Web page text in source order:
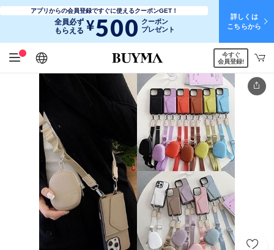
アプリからの会員登録ですぐに使えるクーポンGET！
全員必ず
もらえる ¥500 クーポン
プレゼント
詳しくは
こちらから
日本語
English
简体中文
繁體中文
今すぐ
会員登録!